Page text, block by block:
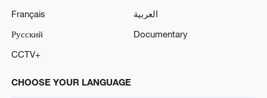
Français
العربية
Русский
Documentary
CCTV+
CHOOSE YOUR LANGUAGE